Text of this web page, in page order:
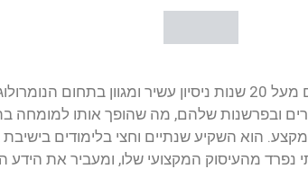
עידו הלפרין הוא נומרולוג מקצועי עם מעל 20 שנות ניסיון
ובפרשנות שלהם, מה שהופך אותו למומחה
הוא השקיע שנתיים וחצי בלימודים בישיבת
נפרד מהעיסוק המקצועי שלו, ומעביר את הידע